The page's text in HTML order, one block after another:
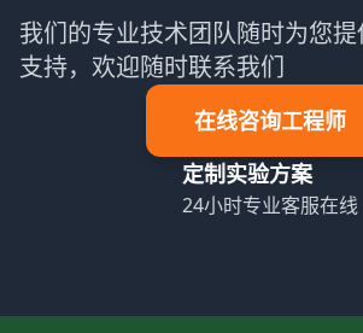
我们的专业技术团队随时为您
支持，欢迎随时联系我们
在线咨询工程师
定制实验方案
24小时专业客服在线